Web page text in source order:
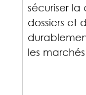
sécuriser la
dossiers et
les